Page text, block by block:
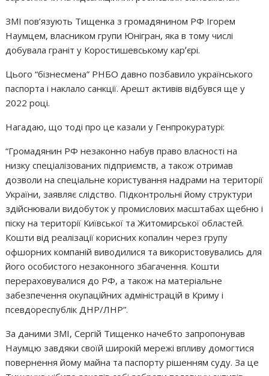
ЗМІ пов’язують Тищенка з громадянином РФ Ігорем
Наумцем, власником групи Юнігран, яка в тому числі
добувала граніт у Коростишевському карʼєрі.
Цього “бізнесмена” РНБО давно позбавило українського
паспорта і наклало санкції. Арешт активів відбувся ще у
2022 році.
Нагадаю, що тоді про це казали у Генпрокуратурі:
“Громадянин РФ незаконно набув право власності на
низку спеціалізованих підприємств, а також отримав
дозволи на спеціальне користування надрами на території
України, заявляє слідство. Підконтрольні йому структури
здійснювали видобуток у промислових масштабах щебню і
піску на території Київської та Житомирської областей.
Кошти від реалізації корисних копалин через групу
офшорних компаній виводилися та використовувались для
його особистого незаконного збагачення. Кошти
перераховувалися до РФ, а також на матеріальне
забезпечення окупаційних адміністрацій в Криму і
псевдореспублік ДНР/ЛНР”.
За даними ЗМІ, Сергій Тищенко начебто запропонував
Наумцю завдяки своїй широкій мережі впливу домогтися
повернення йому майна та паспорту рішенням суду. За це